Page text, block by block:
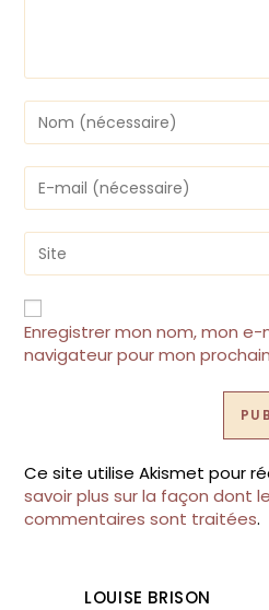
Enter
your
name
or
username
to
comment
Enter
your
email
address
to
comment
Saisir
l’URL
de
votre
site
(facultatif)
Enregistrer mon nom, mon
navigateur pour mon
Ce site utilise Akismet pour
savoir plus sur la façon dont
commentaires sont traitées.
LOUISE BRISON